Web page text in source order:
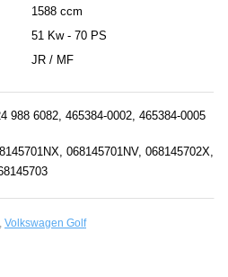
1588 ccm
51 Kw - 70 PS
JR / MF
988 6082 465384-0002 465384-0005
068145701NV 068145702X
, Volkswagen Golf